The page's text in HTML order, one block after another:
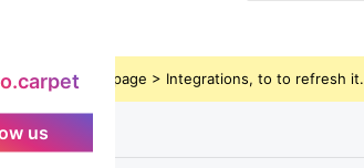
us
options page > Integrations, to to refresh it.